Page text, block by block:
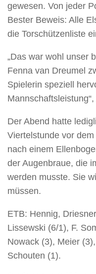
gewesen. Von jeder
Bester Beweis: Alle
die Torschützenliste
„Das war wohl unser
Fenna van Dreumel
Spielerin speziell
Der Abend hatte
Viertelstunde vor
nach einem
der Augenbraue, die
werden musste. Sie
müssen.
ETB: Hennig,
Lissewski (6/1), F.
Nowack (3), Meier
Schouten (1).